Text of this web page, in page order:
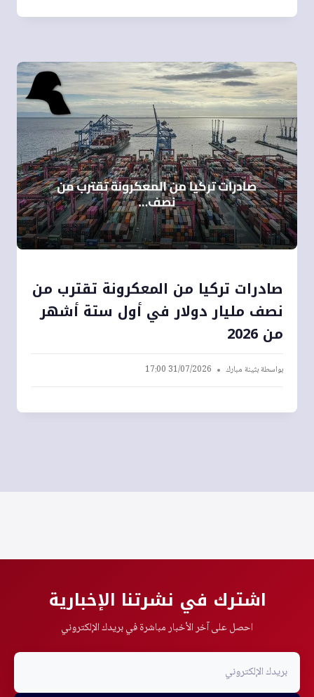
صادرات تركيا من المعكرونة تقترب من
نصف مليار دولار في أول ستة أشهر
من 2026
بواسطةبثينة مبارك 31/07/2026 17:00
اشترك في نشرتنا الإخبارية
احصل على آخر الأخبار مباشرة في بريدك الإلكتروني